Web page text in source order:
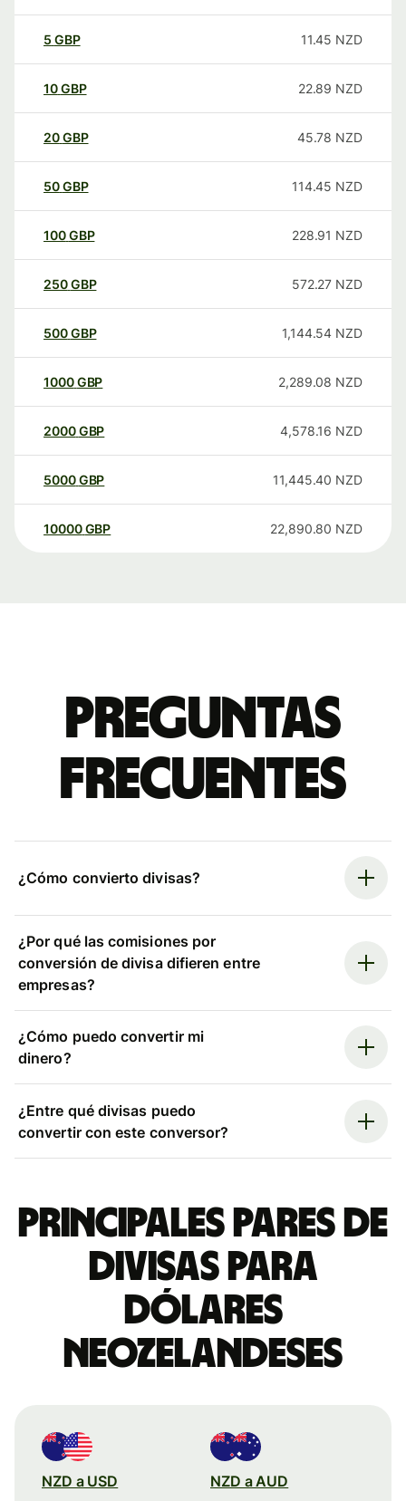
5 GBP 11.45 NZD
10GBP 22.89 NZD
20GBP 45.78 NZD
50GBP 114.45 NZD
100GBP 228.91 NZD
250GBP 572.27 NZD
500GBP 1,144.54 NZD
1000GBP 2,289.08 NZD
2000GBP 4,578.16 NZD
5000GBP 11,445.40 NZD
10000 GBP 22,890.80 NZD
Preguntas
frecuentes
¿Cómo convierto divisas?
¿Por qué las comisiones por
conversión de divisa difieren entre
empresas?
¿Cómo puedo convertir mi
dinero?
¿Entre qué divisas puedo
convertir con este conversor?
Principales pares de
divisas para
dólares
neozelandeses
NZD a USD NZD a AUD